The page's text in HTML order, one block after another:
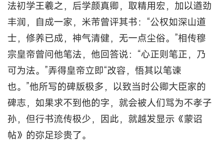
法初学王羲之，后学颜真卿，取精用宏，加以遒劲
丰润，自成一家，米芾曾评其书：“公权如深山道
士，修养已成，神气清健，无一点尘俗。”相传穆
宗皇帝曾问他笔法，他回答说：“心正则笔正，乃
可为法。”弄得皇帝立即“改容，悟其以笔谏
也。”他所写的碑版极多，以致当时公卿大臣家的
碑志，如果求不到他的字，就会被人们骂为不孝子
孙，但行书流传极少，因此，就越发显示《蒙诏
帖》的弥足珍贵了。